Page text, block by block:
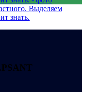
Выделяем
знать.